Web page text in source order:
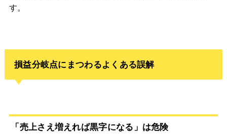
す。
損益分岐点にまつわるよくある誤解
「売上さえ増えれば黒字になる」は危険